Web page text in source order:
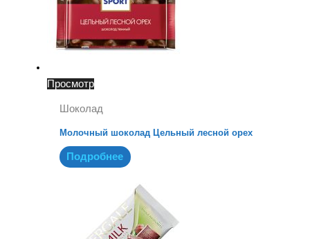
Просмотр
Шоколад
Молочный шоколад Цельный лесной орех
Подробнее